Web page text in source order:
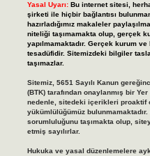
Yasal Uyarı: Bu internet sitesi,
şirketi ile hiçbir bağlantısı
hazırladığımız makaleler
niteliği taşımamakta olup, gerçek
yapılmamaktadır. Gerçek kurum
tesadüfidir. Sitemizdeki bilgiler
taşımazlar.
Sitemiz, 5651 Sayılı Kanun
(BTK) tarafından onaylanmış bir
nedenle, sitedeki içerikleri proaktif
yükümlülüğümüz
sorumluluğunu taşımakta olup,
etmiş sayılırlar.
Hukuka ve yasal düzenlemelere